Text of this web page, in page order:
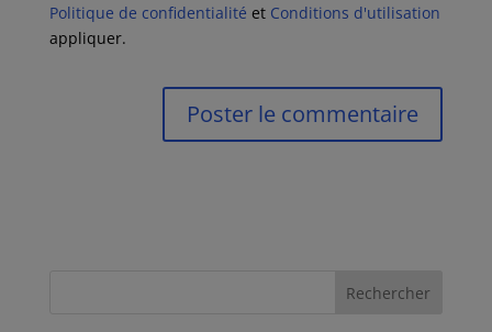
Politique de confidentialité et Conditions d'utilisation
appliquer.